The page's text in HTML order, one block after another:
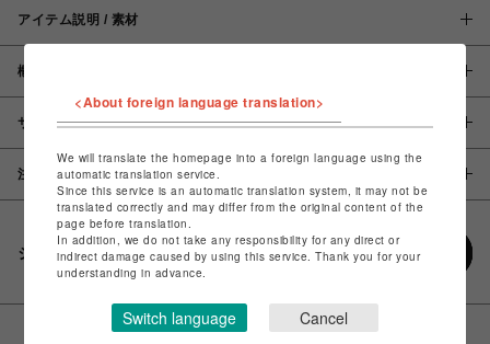
アイテム説明 / 素材
概要
サイズ
注意事項
シェアする
<About foreign language translation>
We will translate the homepage into a foreign language using the
automatic translation service.
Since this service is an automatic translation system, it may not be
translated correctly and may differ from the original content of the
page before translation.
In addition, we do not take any responsibility for any direct or
indirect damage caused by using this service. Thank you for your
understanding in advance.
Switch language Cancel